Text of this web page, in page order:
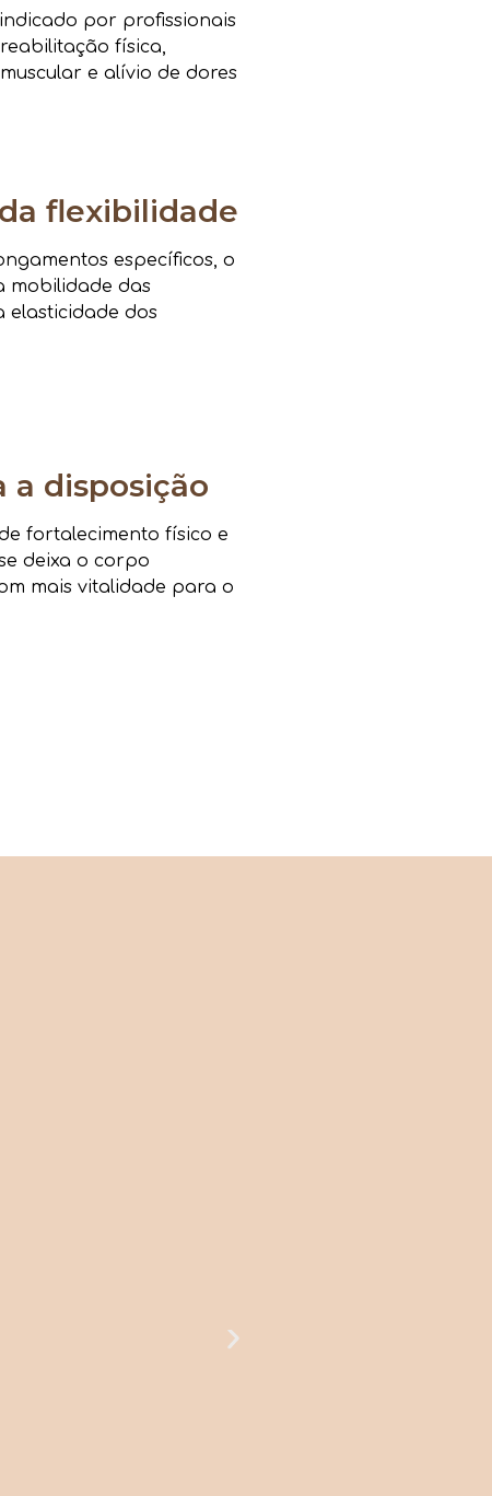
por profissionais
física,
e alívio de dores
flexibilidade
específicos, o
mobilidade das
elasticidade dos
a disposição
fortalecimento físico e
deixa o corpo
mais vitalidade para o